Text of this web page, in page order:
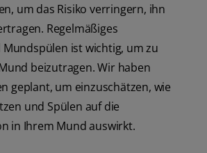
um das Risiko verringern, ihn
Regelmäßiges
ist wichtig, um zu
beizutragen. Wir haben
geplant, um einzuschätzen, wie
und Spülen auf die
in Ihrem Mund auswirkt.